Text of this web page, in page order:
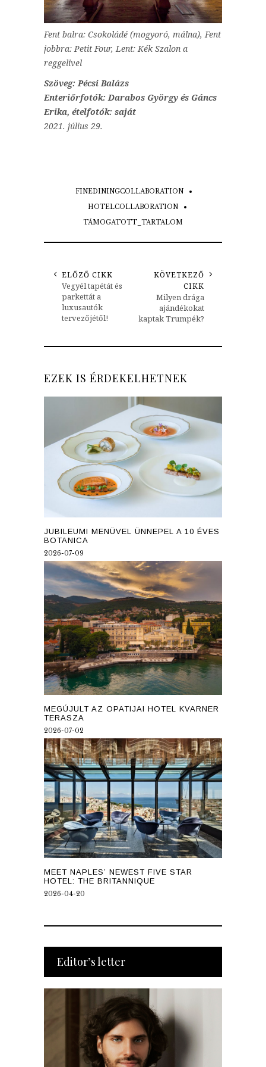
Fent balra: Csokoládé (mogyoró, málna), Fent
jobbra: Petit Four, Lent: Kék Szalon a
reggelivel
Szöveg: Pécsi Balázs
Enteriőrfotók: Darabos György és Gáncs
Erika, ételfotók: saját
2021. július 29.
FINEDININGCOLLABORATION
HOTELCOLLABORATION
TÁMOGATOTT_TARTALOM
ELŐZŐ CIKK
Vegyél tapétát és
parkettát a
luxusautók
tervezőjétől!
KÖVETKEZŐ
CIKK
Milyen drága
ajándékokat
kaptak Trumpék?
EZEK IS ÉRDEKELHETNEK
JUBILEUMI MENÜVEL ÜNNEPEL A 10 ÉVES
BOTANICA
2026-07-09
MEGÚJULT AZ OPATIJAI HOTEL KVARNER
TERASZA
2026-07-02
MEET NAPLES’ NEWEST FIVE STAR
HOTEL: THE BRITANNIQUE
2026-04-20
Editor’s letter